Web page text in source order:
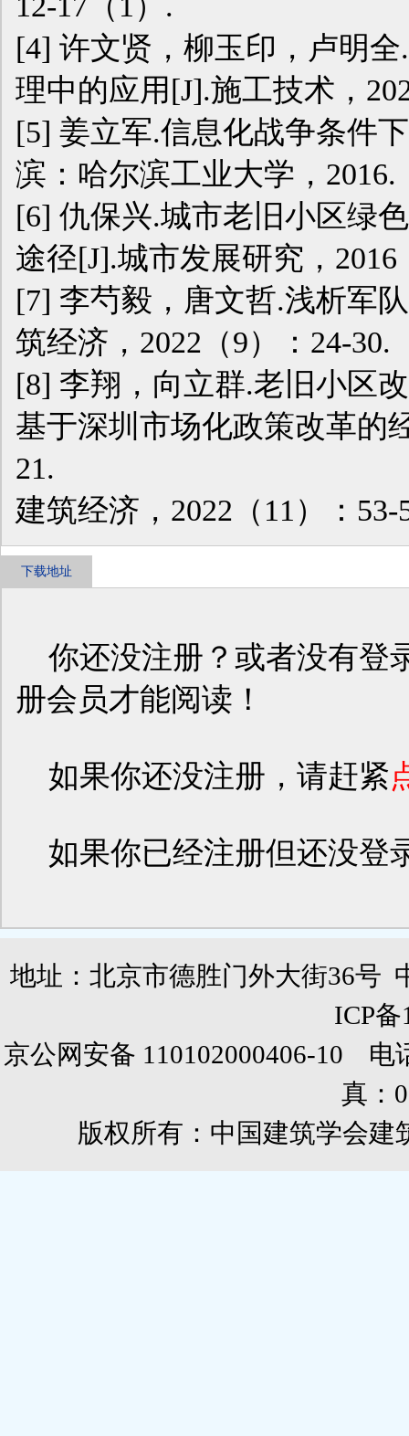
[4] 许文贤，柳玉印，卢明
理中的应用[J].施工技术，
[5] 姜立军.信息化战争条件
滨：哈尔滨工业大学，2016.
[6] 仇保兴.城市老旧小区绿
途径[J].城市发展研究，2016
[7] 李芍毅，唐文哲.浅析军
筑经济，2022（9）：24-30.
[8] 李翔，向立群.老旧小区
基于深圳市场化政策改革的
21.
建筑经济，2022（11）：53-
下载地址
你还没注册？或者没有登
册会员才能阅读！
如果你还没注册，请赶紧
如果你已经注册但还没登
地址：北京市德胜门外大街36
ICP备
京公网安备 110102000406-10 电
真：
版权所有：中国建筑学会